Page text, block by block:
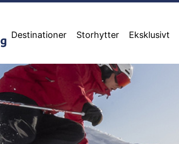
Destinationer Storhytter Eksklusivt